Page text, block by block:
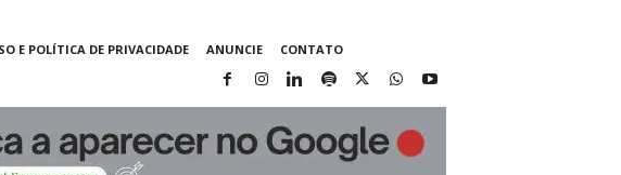
E POLÍTICA DE PRIVACIDADE ANUNCIE CONTATO